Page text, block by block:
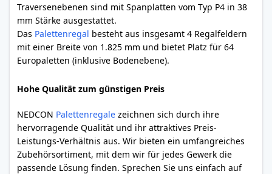
Traversenebenen sind mit Spanplatten vom Typ P4 in 38
mm Stärke ausgestattet.
Das Palettenregal besteht aus insgesamt 4 Regalfeldern
mit einer Breite von 1.825 mm und bietet Platz für 64
Europaletten (inklusive Bodenebene).
Hohe Qualität zum günstigen Preis
NEDCON Palettenregale zeichnen sich durch ihre
hervorragende Qualität und ihr attraktives Preis-
Leistungs-Verhältnis aus. Wir bieten ein umfangreiches
Zubehörsortiment, mit dem wir für jedes Gewerk die
passende Lösung finden. Sprechen Sie uns einfach auf